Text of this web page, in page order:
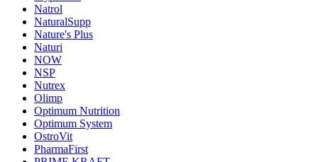
Natrol
NaturalSupp
Nature's Plus
Naturi
NOW
NSP
Nutrex
Olimp
Optimum Nutrition
Optimum System
OstroVit
PharmaFirst